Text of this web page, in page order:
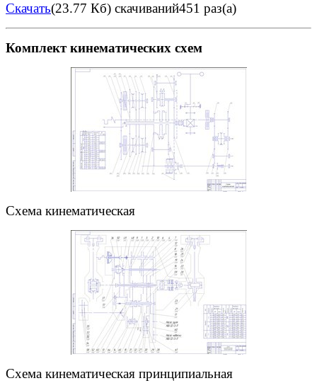
Скачать(23.77 Кб) скачиваний451 раз(а)
Комплект кинематических схем
Схема кинематическая
Схема кинематическая принципиальная